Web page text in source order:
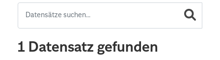
1 Datensatz gefunden